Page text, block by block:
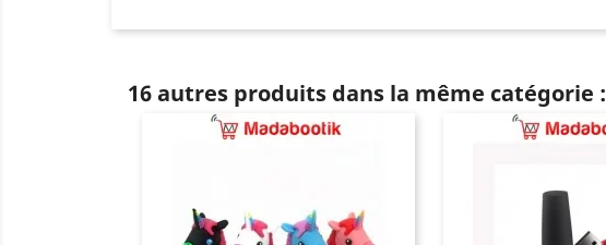
16 autres produits dans la même catégorie :